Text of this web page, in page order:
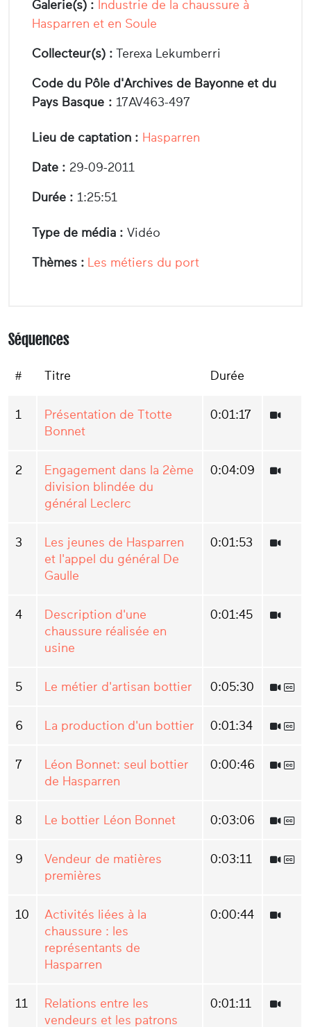
Galerie(s) : Industrie de la chaussure à
Hasparren et en Soule
Collecteur(s) : Terexa Lekumberri
Code du Pôle d'Archives de Bayonne et du
Pays Basque : 17AV463-497
Lieu de captation : Hasparren
Date : 29-09-2011
Durée : 1:25:51
Type de média : Vidéo
Thèmes : Les métiers du port
Séquences
# Titre Durée
1
Présentation de Ttotte
Bonnet
0:01:17
2
Engagement dans la 2ème
division blindée du
général Leclerc
0:04:09
3
Les jeunes de Hasparren
et l'appel du général De
Gaulle
0:01:53
4
Description d'une
chaussure réalisée en
usine
0:01:45
5 Le métier d'artisan bottier 0:05:30
6 La production d'un bottier 0:01:34
7
Léon Bonnet: seul bottier
de Hasparren
0:00:46
8 Le bottier Léon Bonnet 0:03:06
9
Vendeur de matières
premières
0:03:11
10
Activités liées à la
chaussure : les
représentants de
Hasparren
0:00:44
11
Relations entre les
vendeurs et les patrons
0:01:11